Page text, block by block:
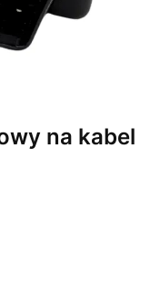
na kabel